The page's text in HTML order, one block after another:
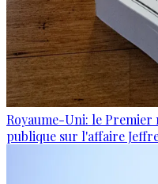
Royaume-Uni: le Premier
publique sur l'affaire